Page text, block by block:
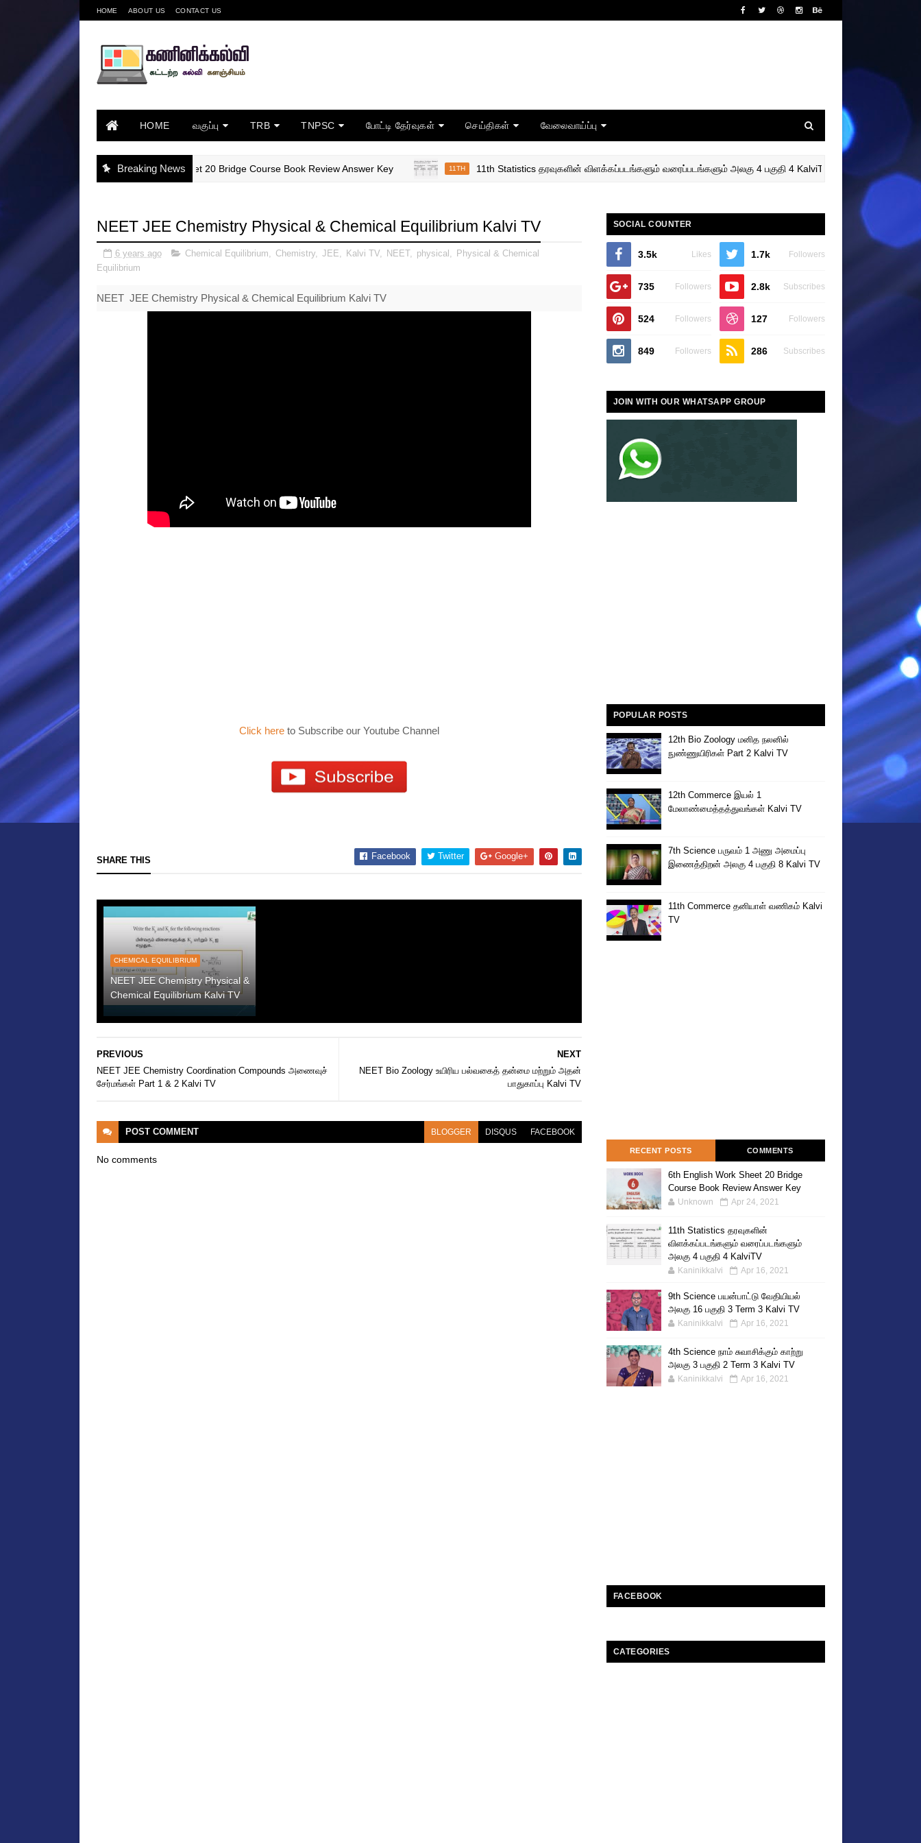
HOME ABOUT US CONTACT US
HOME வகுப்பு TRB TNPSC போட்டி தேர்வுகள் செய்திகள் வேலைவாய்ப்பு
Breaking News
6th English Work Sheet 20 Bridge Course Book Review Answer Key 11TH 11th Statistics தரவுகளின் விளக்கப்படங்களும் வரைப்படங்களும் அலகு 4 பகுதி 4 KalviTV 9th
NEET JEE Chemistry Physical & Chemical Equilibrium Kalvi TV
6 years ago Chemical Equilibrium, Chemistry, JEE, Kalvi TV, NEET, physical , Physical & Chemical
Equilibrium
NEET JEE Chemistry Physical & Chemical Equilibrium Kalvi TV
Click here to Subscribe our Youtube Channel
SHARE THIS Facebook Twitter Google+
CHEMICAL EQUILIBRIUM
NEET JEE Chemistry Physical &
Chemical Equilibrium Kalvi TV
NEXT
NEET Bio Zoology உயிரிய பல்வகைத் தன்மை மற்றும் அதன்
பாதுகாப்பு Kalvi TV
PREVIOUS
NEET JEE Chemistry Coordination Compounds அணைவுச்
சேர்மங்கள் Part 1 & 2 Kalvi TV
POST COMMENT BLOGGER DISQUS FACEBOOK
No comments
SOCIAL COUNTER
3.5k Likes 1.7k Followers
735 Followers 2.8k Subscribes
524 Followers 127 Followers
849 Followers 286 Subscribes
JOIN WITH OUR WHATSAPP GROUP
POPULAR POSTS
12th Bio Zoology மனித நலனில்
நுண்ணுயிரிகள் Part 2 Kalvi TV
12th Commerce இயல் 1
மேலாண்மைத்தத்துவங்கள் Kalvi TV
7th Science பருவம் 1 அணு அமைப்பு
இணைத்திறன் அலகு 4 பகுதி 8 Kalvi TV
11th Commerce தனியாள் வணிகம் Kalvi
TV
RECENT POSTS COMMENTS
6th English Work Sheet 20 Bridge
Course Book Review Answer Key
Unknown Apr 24, 2021
11th Statistics தரவுகளின்
விளக்கப்படங்களும் வரைப்படங்களும்
அலகு 4 பகுதி 4 KalviTV
Kaninikkalvi Apr 16, 2021
9th Science பயன்பாட்டு வேதியியல்
அலகு 16 பகுதி 3 Term 3 Kalvi TV
Kaninikkalvi Apr 16, 2021
4th Science நாம் சுவாசிக்கும் காற்று
அலகு 3 பகுதி 2 Term 3 Kalvi TV
Kaninikkalvi Apr 16, 2021
FACEBOOK
CATEGORIES